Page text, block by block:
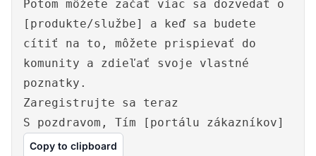
Potom môžete začať viac sa dozvedať o
[produkte/službe] a keď sa budete
cítiť na to, môžete prispievať do
komunity a zdieľať svoje vlastné
poznatky.
Zaregistrujte sa teraz
S pozdravom, Tím [portálu zákazníkov]
Copy to clipboard